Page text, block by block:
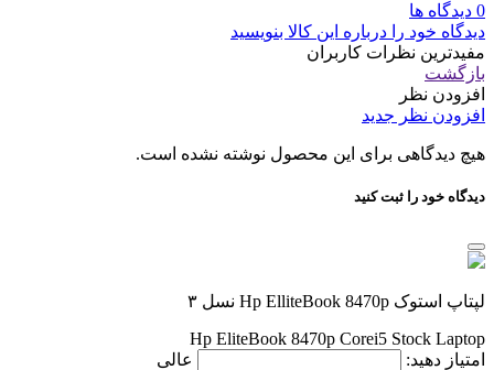
0 دیدگاه ها
دیدگاه خود را درباره این کالا بنویسید
مفیدترین نظرات کاربران
بازگشت
افزودن نظر
افزودن نظر جدید
هیچ دیدگاهی برای این محصول نوشته نشده است.
دیدگاه خود را ثبت کنید
لپتاپ استوک Hp ElliteBook 8470p نسل ۳
Hp EliteBook 8470p Corei5 Stock Laptop
امتیاز دهید:
عالی